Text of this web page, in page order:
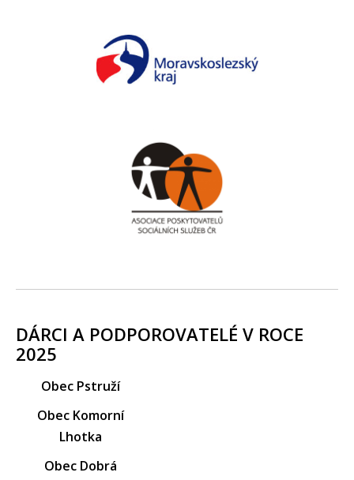
DÁRCI A PODPOROVATELÉ V ROCE
2025
Obec Pstruží
Obec Komorní
Lhotka
Obec Dobrá